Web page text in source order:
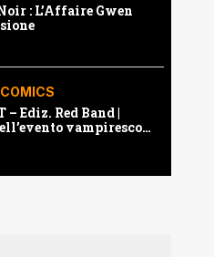
: L’Affaire Gwen
– Ediz. Red Band |
vampiresco